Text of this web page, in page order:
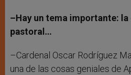
–Hay un tema importante:
pastoral…
–Cardenal Oscar Rodríguez
una de las cosas geniales de